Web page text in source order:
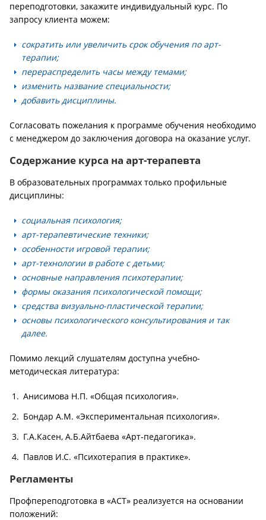
переподготовки, закажите индивидуальный курс. По
запросу клиента можем:
сократить или увеличить срок обучения по арт-
терапии;
перераспределить часы между темами;
изменить название специальности;
добавить дисциплины.
Согласовать пожелания к программе обучения необходимо
с менеджером до заключения договора на оказание услуг.
Содержание курса на арт-терапевта
В образовательных программах только профильные
дисциплины:
социальная психология;
арт-терапевтические техники;
особенности игровой терапии;
арт-технологии в работе с детьми;
основные направления психотерапии;
формы оказания психологической помощи;
средства визуально-пластической терапии;
основы психологического консультирования и так
далее.
Помимо лекций слушателям доступна учебно-
методическая литература:
Анисимова Н.П. «Общая психология».
Бондар А.М. «Экспериментальная психология».
Г.А.Касен, А.Б.Айтбаева «Арт-педагогика».
Павлов И.С. «Психотерапия в практике».
Регламенты
Профпереподготовка в «АСТ» реализуется на основании
положений: